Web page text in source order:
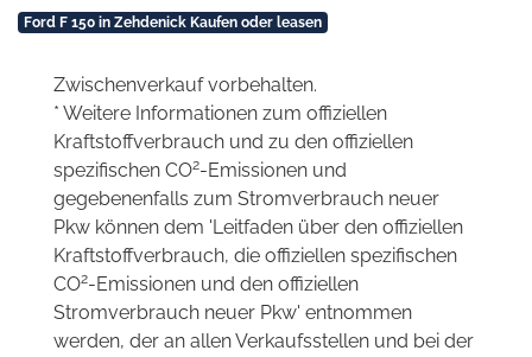
Ford F 150 in Zehdenick Kaufen oder leasen
Zwischenverkauf vorbehalten.
* Weitere Informationen zum offiziellen
Kraftstoffverbrauch und zu den offiziellen
spezifischen CO2-Emissionen und
gegebenenfalls zum Stromverbrauch neuer
Pkw können dem 'Leitfaden über den offiziellen
Kraftstoffverbrauch, die offiziellen spezifischen
CO2-Emissionen und den offiziellen
Stromverbrauch neuer Pkw' entnommen
werden, der an allen Verkaufsstellen und bei der